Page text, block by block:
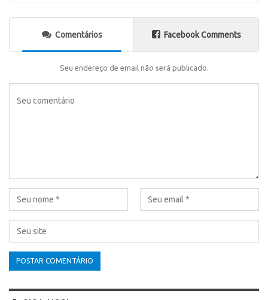
Comentários Facebook Comments
Seu endereço de email não será publicado.